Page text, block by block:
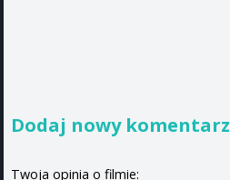
Dodaj nowy komentarz
Twoja opinia o filmie: